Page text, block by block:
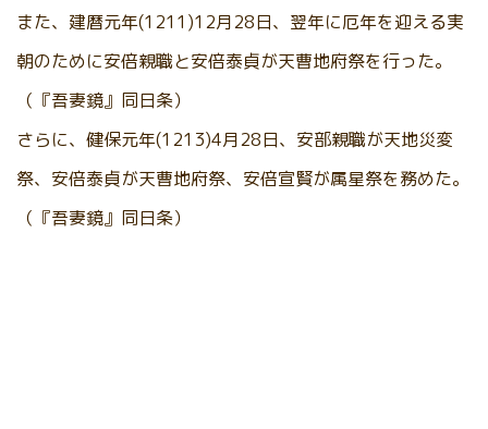
また、建暦元年(1211)12月28日、翌年に厄年を迎える実
朝のために安倍親職と安倍泰貞が天曹地府祭を行った。
（『吾妻鏡』同日条）
さらに、健保元年(1213)4月28日、安部親職が天地災変
祭、安倍泰貞が天曹地府祭、安倍宣賢が属星祭を務めた。
（『吾妻鏡』同日条）